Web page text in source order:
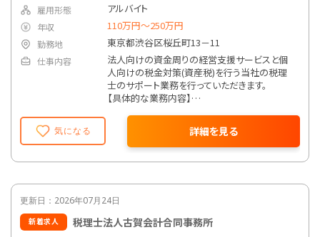
気になる 詳細を見る
雇用形態 アルバイト
年収 110万円〜250万円
勤務地 東京都渋谷区桜丘町13－11
仕事内容
法人向けの資金周りの経営支援サービスと個
人向けの税金対策(資産税)を行う当社の税理
士のサポート業務を行っていただきます。
【具体的な業務内容】
・クライアントとの対応
助の実務経験がない方のご応募も歓迎します。
更新日：2026年07月24日
新着求人 税理士法人古賀会計合同事務所